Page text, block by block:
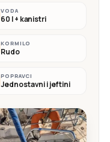
VODA
60 l + kanistri
KORMILO
Rudo
POPRAVCI
Jednostavni i jeftini